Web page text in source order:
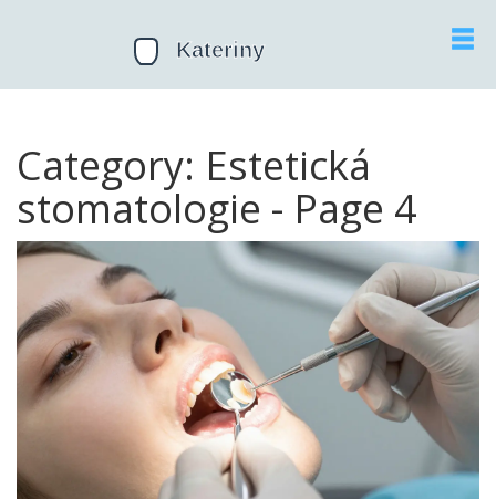
Category: Estetická
stomatologie - Page 4